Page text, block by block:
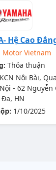
Hệ Cao
Motor Vietnam
Thỏa thuận
Nội Bài,
- 62
Đa, HN
1/10/2025